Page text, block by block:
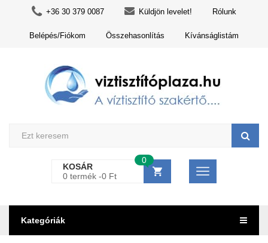
+36 30 379 0087 Küldjön levelet! Rólunk
Belépés/Fiókom Összehasonlítás Kívánságlistám
KOSÁR
0 termék -0 Ft
0
Kategóriák